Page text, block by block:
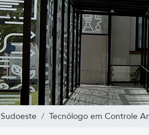
Sudoeste Tecnólogo em Controle